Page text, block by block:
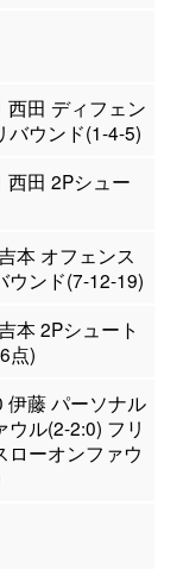
西田 ディフェン
バウンド(1-4-5)
西田 2Pシュー
本 オフェンス
ウンド(7-12-19)
本 2Pシュート
点)
伊藤 パーソナル
ウル(2-2:0) フリ
ローオンファウ